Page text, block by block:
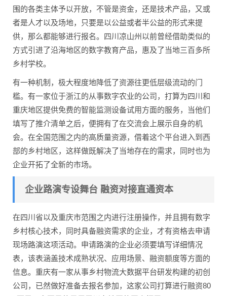
围的各类主体予以开放，不管是资金，还是技术产品，又或
者是人才以及场地，只要是以公益或者半公益的形式来提
供，那么都能够进行报名。四川凉山州以前曾经借助类似的
方式引进了沿海地区的数字教育产品，惠及了当地三百多所
乡村学校。
有一种机制，极大程度地降低了资源往更低层级流动的门
槛。有一家位于浙江的从事数字农业的公司，打算为四川和
重庆地区提供免费的智能监测设备试用方面的服务，当他们
填写了推介清单之后，便拥有了在交流会上展示自身的机
会。在全国范围之内的高质量资源，借着这个平台进入到西
部的乡村地区，这样做既解决了当地存在的需求，同时也为
企业开拓了全新的市场。
企业路演专设舞台 融资对接直通资本
在四川省以及重庆市范围之内进行注册操作，并且拥有数字
乡村核心技术，同时具备融资需求的企业，才有资格去申请
现场路演这项活动。申请路演的企业必须要填写详细情况
表，该表涵盖技术成熟状况、应用场景、融资额度等方面的
信息。重庆有一家从事乡村物流大数据平台研发构建的初创
公司，已然做好准备去报名参加，这家公司打算进行融资80